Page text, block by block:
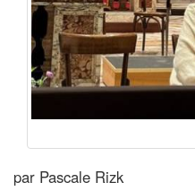
par Pascale Rizk